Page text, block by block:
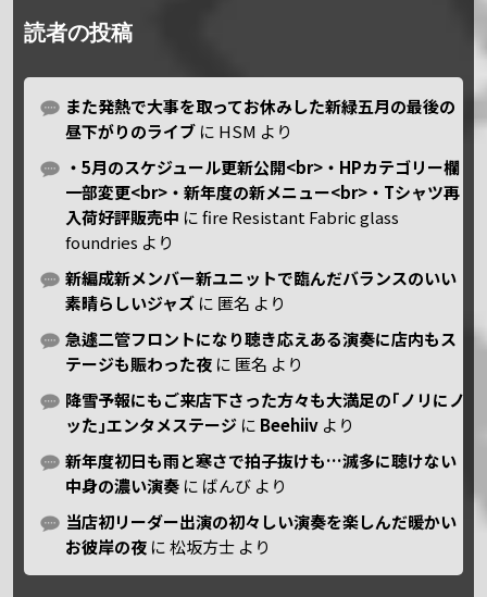
読者の投稿
また発熱で大事を取ってお休みした新緑五月の最後の
昼下がりのライブ に HSM より
・5月のスケジュール更新公開<br>・HPカテゴリー欄
一部変更<br>・新年度の新メニュー<br>・Tシャツ再
入荷好評販売中 にfire Resistant Fabric glass
foundries より
新編成新メンバー新ユニットで臨んだバランスのいい
素晴らしいジャズ に 匿名 より
急遽二管フロントになり聴き応えある演奏に店内もス
テージも賑わった夜 に 匿名 より
降雪予報にもご来店下さった方々も大満足の｢ノリにノ
ッた｣エンタメステージ に Beehiiv より
新年度初日も雨と寒さで拍子抜けも…滅多に聴けない
中身の濃い演奏 に ばんび より
当店初リーダー出演の初々しい演奏を楽しんだ暖かい
お彼岸の夜 に松坂方士 より